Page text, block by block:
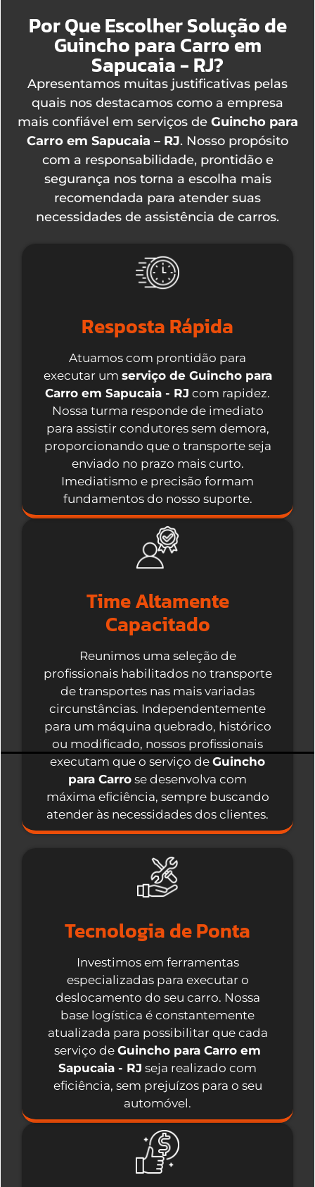
Por Que Escolher Solução de
Guincho para Carro em
Sapucaia - RJ?
Apresentamos muitas justificativas pelas
quais nos destacamos como a empresa
mais confiável em serviços de Guincho para
Carro em Sapucaia – RJ. Nosso propósito
com a responsabilidade, prontidão e
segurança nos torna a escolha mais
recomendada para atender suas
necessidades de assistência de carros.
Resposta Rápida
Atuamos com prontidão para
executar um serviço de Guincho para
Carro em Sapucaia - RJ com rapidez.
Nossa turma responde de imediato
para assistir condutores sem demora,
proporcionando que o transporte seja
enviado no prazo mais curto.
Imediatismo e precisão formam
fundamentos do nosso suporte.
Time Altamente
Capacitado
Reunimos uma seleção de
profissionais habilitados no transporte
de transportes nas mais variadas
circunstâncias. Independentemente
para um máquina quebrado, histórico
ou modificado, nossos profissionais
executam que o serviço de Guincho
para Carro se desenvolva com
máxima eficiência, sempre buscando
atender às necessidades dos clientes.
Tecnologia de Ponta
Investimos em ferramentas
especializadas para executar o
deslocamento do seu carro. Nossa
base logística é constantemente
atualizada para possibilitar que cada
serviço de Guincho para Carro em
Sapucaia - RJ seja realizado com
eficiência, sem prejuízos para o seu
automóvel.